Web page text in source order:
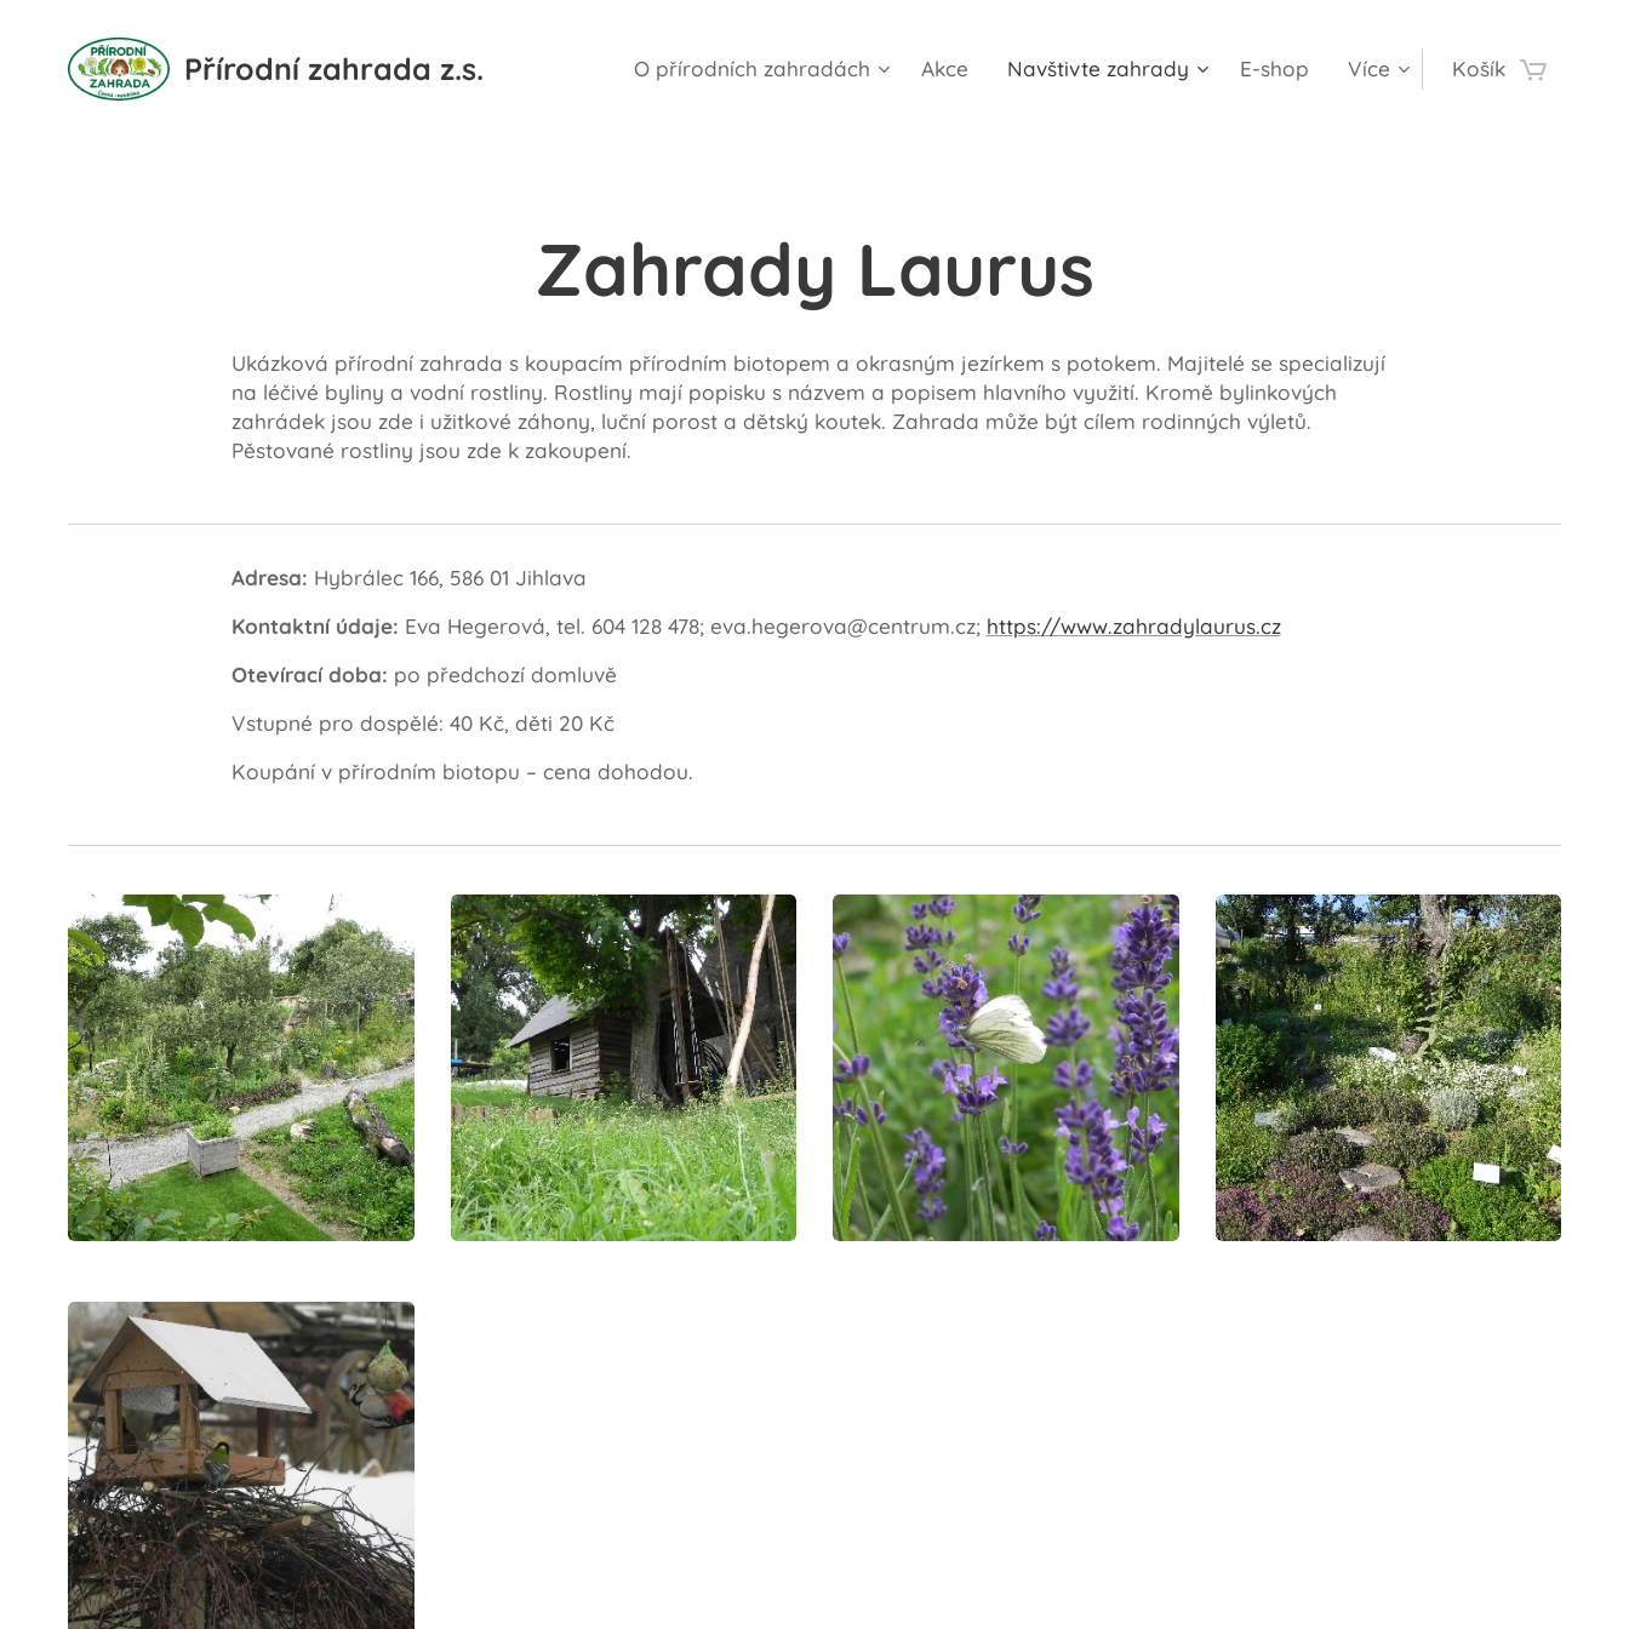
Přírodní zahrada z.s. O přírodních zahradách Akce Navštivte zahrady E-shop Více Košík
Zahrady Laurus
Ukázková přírodní zahrada s koupacím přírodním biotopem a okrasným jezírkem s potokem. Majitelé se specializují
na léčivé byliny a vodní rostliny. Rostliny mají popisku s názvem a popisem hlavního využití. Kromě bylinkových
zahrádek jsou zde i užitkové záhony, luční porost a dětský koutek. Zahrada může být cílem rodinných výletů.
Pěstované rostliny jsou zde k zakoupení.
Adresa: Hybrálec 166, 586 01 Jihlava
Kontaktní údaje: Eva Hegerová, tel. 604 128 478; eva.hegerova@centrum.cz; https://www.zahradylaurus.cz
Otevírací doba: po předchozí domluvě
Vstupné pro dospělé: 40 Kč, děti 20 Kč
Koupání v přírodním biotopu – cena dohodou.